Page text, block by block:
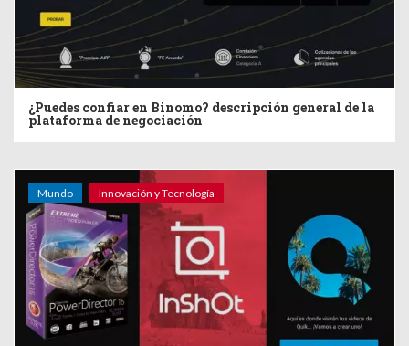
¿Puedes confiar en Binomo? descripción general de la
plataforma de negociación
Mundo Innovación y Tecnología